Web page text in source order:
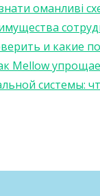
оманливі
и какие
Mellow
системы: